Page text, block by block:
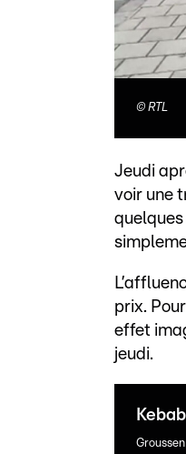
© RTL
Jeudi
voir une
prix.
effet
jeudi.